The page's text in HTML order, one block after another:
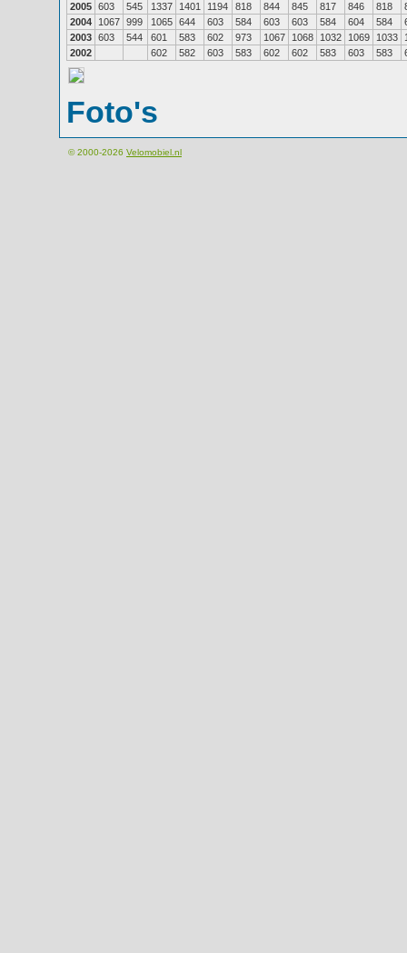
2005 603 545 1337 1401 1194 818 844 845 817 846 818
2004
1067 999 1065 644 603 584 603 603 584 604 584
2003 603 544 601 583 602 973 1067 1068 1032 1069 1033
2002
602 582 603 583 602 602 583 603 583
Foto's
© 2000-2026 Velomobiel.nl